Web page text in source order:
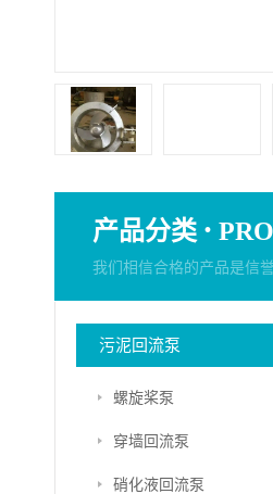
产品分类 ·
我们相信合格的产品是信誉
污泥回流泵
螺旋桨泵
穿墙回流泵
硝化液回流泵